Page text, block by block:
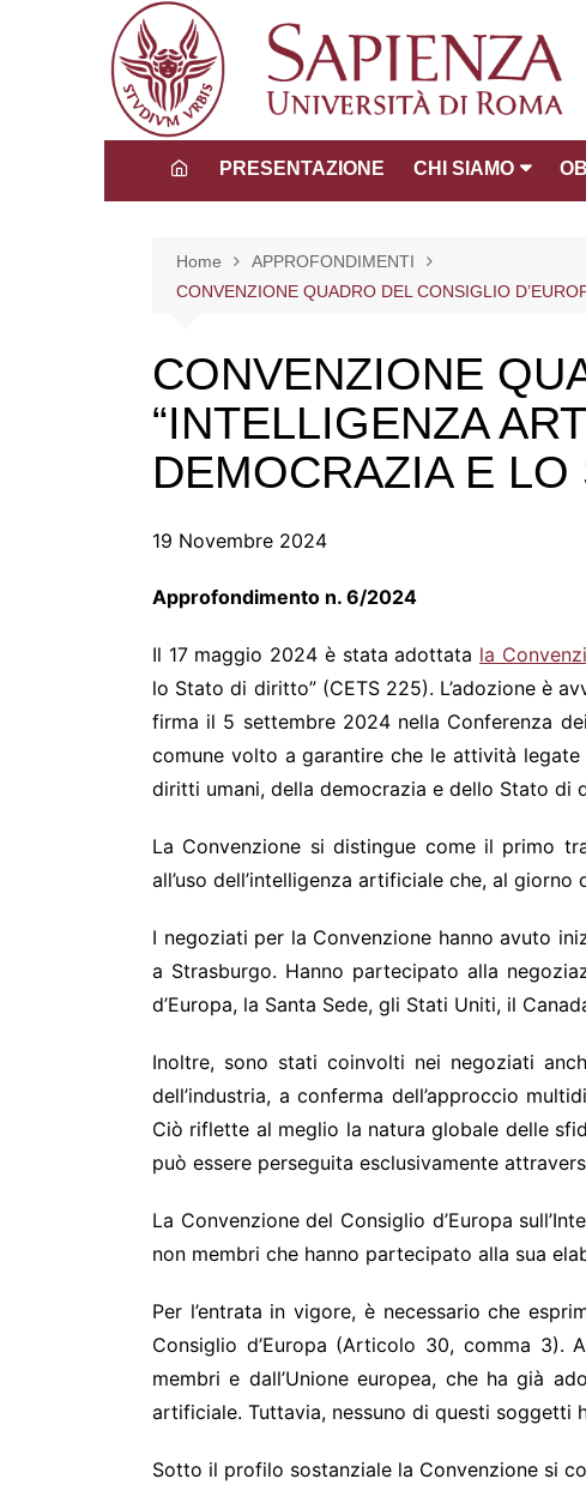
PRESENTAZIONE CHI SIAMO
Consiglio didattico-
La Comunità del
Home
APPROFONDIMENTI
CONVENZIONE QUADRO DEL CONSIGLIO
CONVENZIONE
“INTELLIGENZA
DEMOCRAZIA E LO
19 Novembre 2024
Approfondimento n.
Il 17 maggio 2024 è stata adottata la
lo Stato di diritto” (CETS 225). L’adozione è
firma il 5 settembre 2024 nella Conferenza
comune volto a garantire che le attività
diritti umani, della democrazia e dello Stato di
La Convenzione si distingue come il primo
all’uso dell’intelligenza artificiale che, al
I negoziati per la Convenzione hanno avuto
a Strasburgo. Hanno partecipato alla
d’Europa, la Santa Sede, gli Stati Uniti, il
Inoltre, sono stati coinvolti nei negoziati
dell’industria, a conferma dell’approccio
Ciò riflette al meglio la natura globale delle
può essere perseguita esclusivamente
La Convenzione del Consiglio d’Europa
non membri che hanno partecipato alla sua
Per l’entrata in vigore, è necessario che
Consiglio d’Europa (Articolo 30, comma
membri e dall’Unione europea, che ha già
artificiale. Tuttavia, nessuno di questi
Sotto il profilo sostanziale la Convenzione si